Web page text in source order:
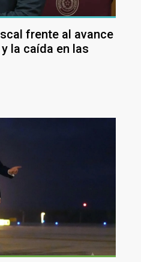
frente al avance
la caída en las